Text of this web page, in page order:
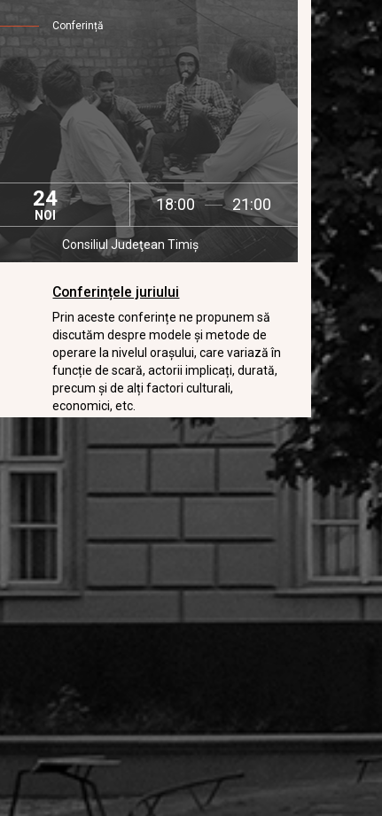
Conferință
24
NOI
18:00 21:00
Consiliul Judeţean Timiş
Conferințele juriului
Prin aceste conferințe ne propunem să
discutăm despre modele și metode de
operare la nivelul orașului, care variază în
funcție de scară, actorii implicați, durată,
precum și de alți factori culturali,
economici, etc.